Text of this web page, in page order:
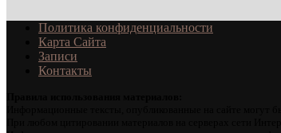
Политика конфиденциальности
Карта Сайта
Записи
Контакты